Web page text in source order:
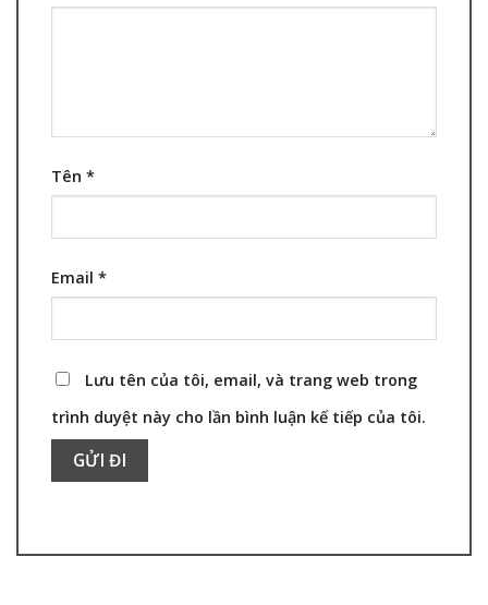
Tên *
Email *
Lưu tên của tôi, email, và trang web trong
trình duyệt này cho lần bình luận kế tiếp của tôi.